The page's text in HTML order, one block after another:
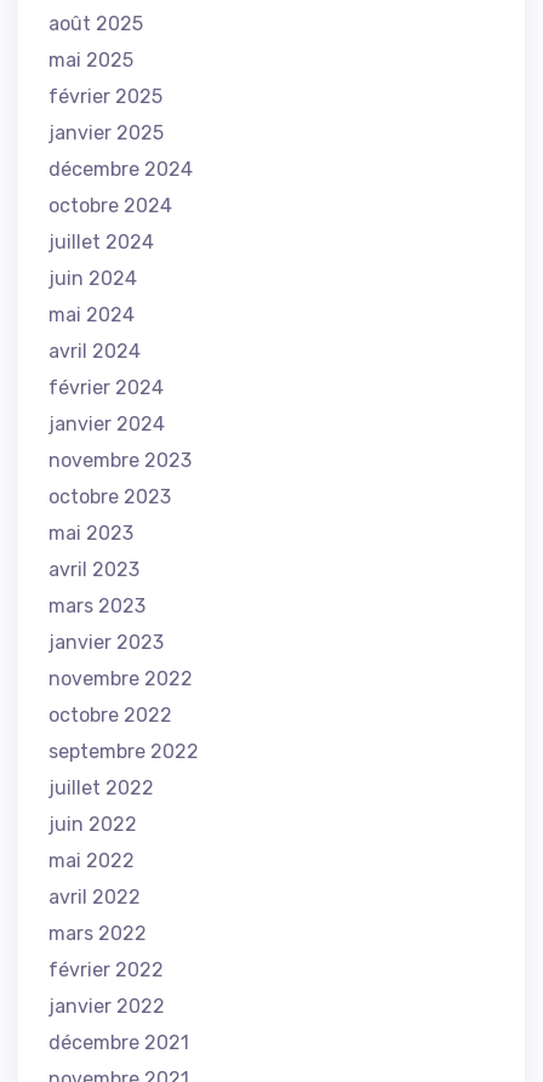
août 2025
mai 2025
février 2025
janvier 2025
décembre 2024
octobre 2024
juillet 2024
juin 2024
mai 2024
avril 2024
février 2024
janvier 2024
novembre 2023
octobre 2023
mai 2023
avril 2023
mars 2023
janvier 2023
novembre 2022
octobre 2022
septembre 2022
juillet 2022
juin 2022
mai 2022
avril 2022
mars 2022
février 2022
janvier 2022
décembre 2021